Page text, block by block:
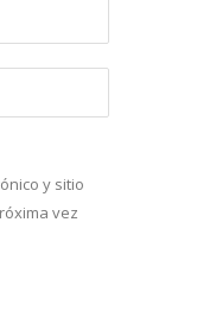
y sitio
vez